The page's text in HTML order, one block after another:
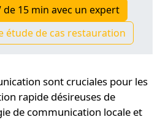
de 15 min avec un expert
étude de cas restauration
sont cruciales pour les
rapide désireuses de
de communication locale et